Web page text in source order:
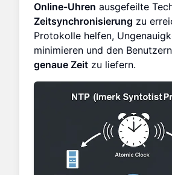
Online-Uhren ausgefeilte
Zeitsynchronisierung zu
Protokolle helfen,
minimieren und den
genaue Zeit zu liefern.